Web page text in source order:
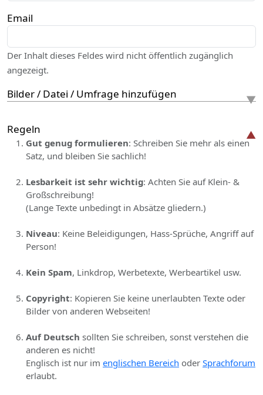
Email
Der Inhalt dieses Feldes wird nicht öffentlich zugänglich
angezeigt.
Bilder / Datei / Umfrage hinzufügen
Regeln
Gut genug formulieren: Schreiben Sie mehr als einen
Satz, und bleiben Sie sachlich!
Lesbarkeit ist sehr wichtig: Achten Sie auf Klein- &
Großschreibung!
(Lange Texte unbedingt in Absätze gliedern.)
Niveau: Keine Beleidigungen, Hass-Sprüche, Angriff auf
Person!
Kein Spam, Linkdrop, Werbetexte, Werbeartikel usw.
Copyright: Kopieren Sie keine unerlaubten Texte oder
Bilder von anderen Webseiten!
Auf Deutsch sollten Sie schreiben, sonst verstehen die
anderen es nicht!
Englisch ist nur im englischen Bereich oder Sprachforum
erlaubt.